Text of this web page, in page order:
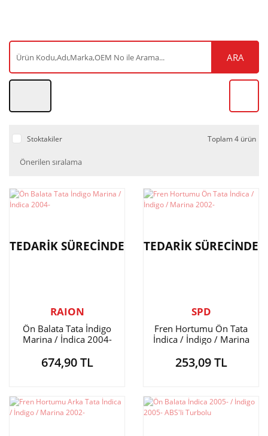
ARA
Stoktakiler Toplam 4 ürün
TEDARİK SÜRECİNDE
RAION
Ön Balata Tata İndigo
Marina / İndica 2004-
674,90 TL
TEDARİK SÜRECİNDE
SPD
Fren Hortumu Ön Tata
İndica / İndigo / Marina
253,09 TL